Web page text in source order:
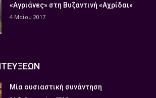
«Αγριάνες» στη Βυζαντινή «Αχρίδαι»
4 Μαΐου 2017
Μία ουσιαστική συνάντηση